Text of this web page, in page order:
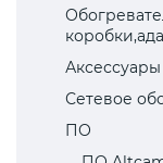
Сетевое
ПО